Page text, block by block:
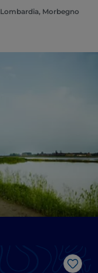
Lombardia, Morbegno
Me